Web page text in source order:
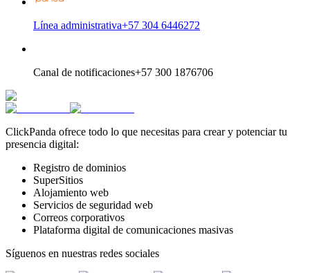
Línea administrativa+57 304 6446272
Canal de notificaciones+57 300 1876706
ClickPanda ofrece todo lo que necesitas para crear y potenciar tu
presencia digital:
Registro de dominios
SuperSitios
Alojamiento web
Servicios de seguridad web
Correos corporativos
Plataforma digital de comunicaciones masivas
Síguenos en nuestras redes sociales